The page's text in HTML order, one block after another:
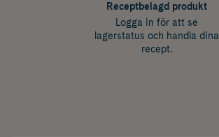
Receptbelagd produkt
Logga in för att se
lagerstatus och handla dina
recept.